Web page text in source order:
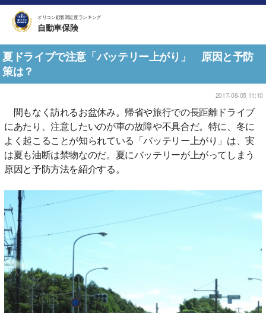
オリコン顧客満足度ランキング
自動車保険
夏ドライブで注意「バッテリー上がり」 原因と予防
策は？
2017-08-05 11:10
間もなく訪れるお盆休み。帰省や旅行での長距離ドライブ
にあたり、注意したいのが車の故障や不具合だ。特に、冬に
よく起こることが知られている「バッテリー上がり」は、実
は夏も油断は禁物なのだ。夏にバッテリーが上がってしまう
原因と予防方法を紹介する。